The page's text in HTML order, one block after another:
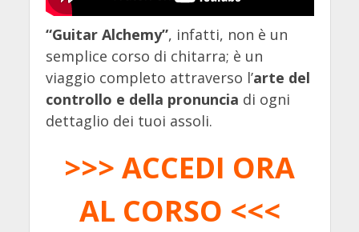
“Guitar Alchemy”, infatti, non è un
semplice corso di chitarra; è un
viaggio completo attraverso l’arte del
controllo e della pronuncia di ogni
dettaglio dei tuoi assoli.
>>> ACCEDI ORA
AL CORSO <<<